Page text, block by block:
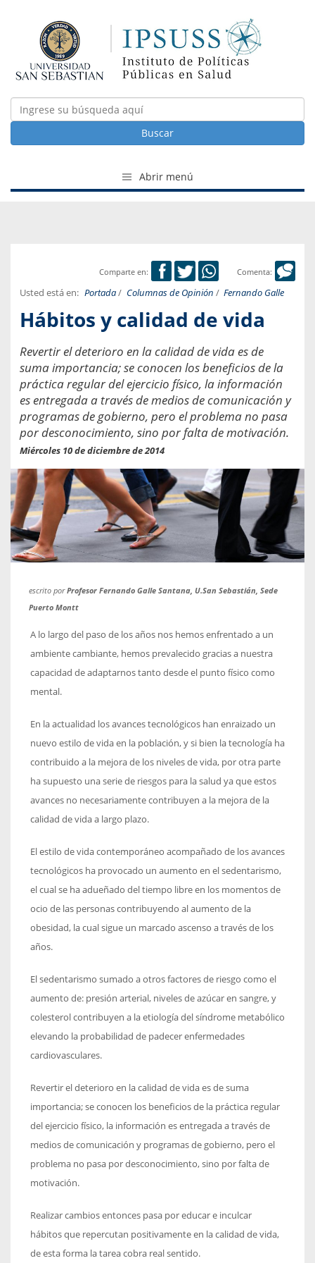
Buscar
Abrir menú
Comparte en: Comenta:
Usted está en: Portada/ Columnas de Opinión / Fernando Galle
Hábitos y calidad de vida
Revertir el deterioro en la calidad de vida es de
suma importancia; se conocen los beneficios de la
práctica regular del ejercicio físico, la información
es entregada a través de medios de comunicación y
programas de gobierno, pero el problema no pasa
por desconocimiento, sino por falta de motivación.
Miércoles 10 de diciembre de 2014
escrito porProfesor Fernando Galle Santana, U.San Sebastián, Sede
Puerto Montt
A lo largo del paso de los años nos hemos enfrentado a un
ambiente cambiante, hemos prevalecido gracias a nuestra
capacidad de adaptarnos tanto desde el punto físico como
mental.
En la actualidad los avances tecnológicos han enraizado un
nuevo estilo de vida en la población, y si bien la tecnología ha
contribuido a la mejora de los niveles de vida, por otra parte
ha supuesto una serie de riesgos para la salud ya que estos
avances no necesariamente contribuyen a la mejora de la
calidad de vida a largo plazo.
El estilo de vida contemporáneo acompañado de los avances
tecnológicos ha provocado un aumento en el sedentarismo,
el cual se ha adueñado del tiempo libre en los momentos de
ocio de las personas contribuyendo al aumento de la
obesidad, la cual sigue un marcado ascenso a través de los
años.
El sedentarismo sumado a otros factores de riesgo como el
aumento de: presión arterial, niveles de azúcar en sangre, y
colesterol contribuyen a la etiología del síndrome metabólico
elevando la probabilidad de padecer enfermedades
cardiovasculares.
Revertir el deterioro en la calidad de vida es de suma
importancia; se conocen los beneficios de la práctica regular
del ejercicio físico, la información es entregada a través de
medios de comunicación y programas de gobierno, pero el
problema no pasa por desconocimiento, sino por falta de
motivación.
Realizar cambios entonces pasa por educar e inculcar
hábitos que repercutan positivamente en la calidad de vida,
de esta forma la tarea cobra real sentido.